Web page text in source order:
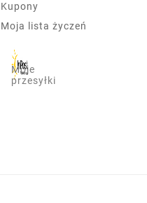
Kupony
Moja lista życzeń
Moje
przesyłki